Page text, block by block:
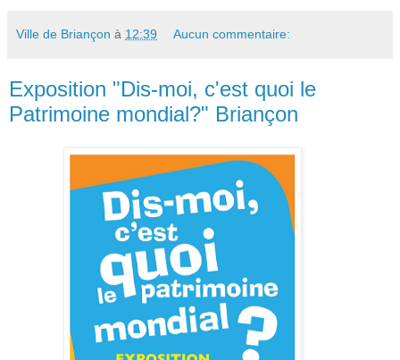
Ville de Briançon à 12:39 Aucun commentaire:
Exposition "Dis-moi, c'est quoi le
Patrimoine mondial?" Briançon